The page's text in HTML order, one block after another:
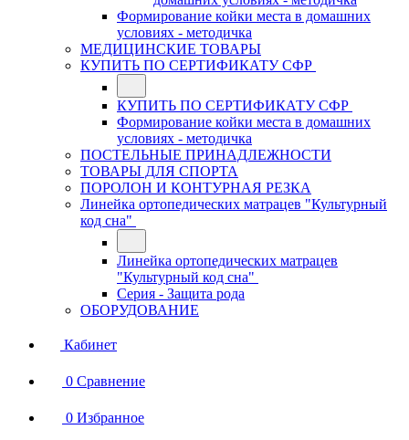
Формирование койки места в домашних
условиях - методичка
МЕДИЦИНСКИЕ ТОВАРЫ
КУПИТЬ ПО СЕРТИФИКАТУ СФР
КУПИТЬ ПО СЕРТИФИКАТУ СФР
Формирование койки места в домашних
условиях - методичка
ПОСТЕЛЬНЫЕ ПРИНАДЛЕЖНОСТИ
ТОВАРЫ ДЛЯ СПОРТА
ПОРОЛОН И КОНТУРНАЯ РЕЗКА
Линейка ортопедических матрацев "Культурный
код сна"
Линейка ортопедических матрацев
"Культурный код сна"
Серия - Защита рода
ОБОРУДОВАНИЕ
Кабинет
0 Сравнение
0 Избранное